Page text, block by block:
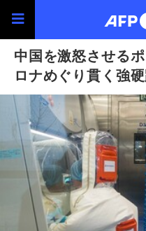
中国を激怒させる
ロナめぐり貫く強